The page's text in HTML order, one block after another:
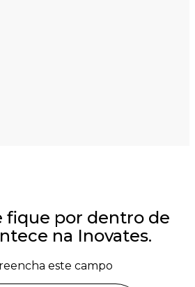
fique por dentro de
na Inovates.
este campo